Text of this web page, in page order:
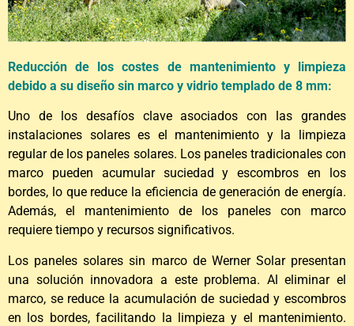
Reducción de los costes de mantenimiento y limpieza
debido a su diseño sin marco y vidrio templado de 8 mm:
Uno de los desafíos clave asociados con las grandes
instalaciones solares es el mantenimiento y la limpieza
regular de los paneles solares. Los paneles tradicionales con
marco pueden acumular suciedad y escombros en los
bordes, lo que reduce la eficiencia de generación de energía.
Además, el mantenimiento de los paneles con marco
requiere tiempo y recursos significativos.
Los paneles solares sin marco de Werner Solar presentan
una solución innovadora a este problema. Al eliminar el
marco, se reduce la acumulación de suciedad y escombros
en los bordes, facilitando la limpieza y el mantenimiento.